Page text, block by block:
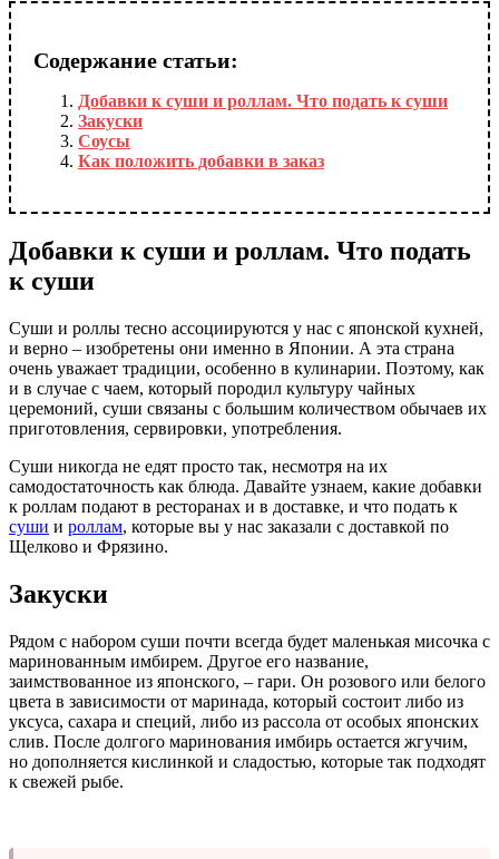
Содержание статьи:
Добавки к суши и роллам. Что подать к суши
Закуски
Соусы
Как положить добавки в заказ
Добавки к суши и роллам. Что подать
к суши
Суши и роллы тесно ассоциируются у нас с японской кухней,
и верно – изобретены они именно в Японии. А эта страна
очень уважает традиции, особенно в кулинарии. Поэтому, как
и в случае с чаем, который породил культуру чайных
церемоний, суши связаны с большим количеством обычаев их
приготовления, сервировки, употребления.
Суши никогда не едят просто так, несмотря на их
самодостаточность как блюда. Давайте узнаем, какие добавки
к роллам подают в ресторанах и в доставке, и что подать к
суши и роллам, которые вы у нас заказали с доставкой по
Щелково и Фрязино.
Закуски
Рядом с набором суши почти всегда будет маленькая мисочка с
маринованным имбирем. Другое его название,
заимствованное из японского, – гари. Он розового или белого
цвета в зависимости от маринада, который состоит либо из
уксуса, сахара и специй, либо из рассола от особых японских
слив. После долгого маринования имбирь остается жгучим,
но дополняется кислинкой и сладостью, которые так подходят
к свежей рыбе.